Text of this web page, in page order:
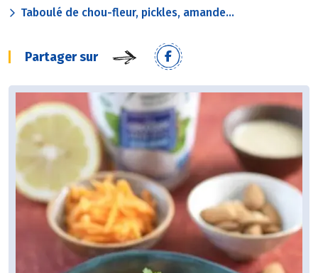
Taboulé de chou-fleur, pickles, amande...
Partager sur